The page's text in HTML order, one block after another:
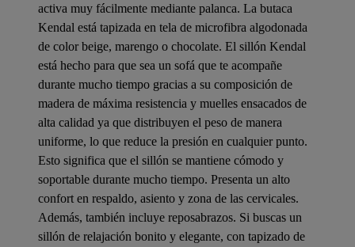
activa muy fácilmente mediante palanca. La butaca
Kendal está tapizada en tela de microfibra algodonada
de color beige, marengo o chocolate. El sillón Kendal
está hecho para que sea un sofá que te acompañe
durante mucho tiempo gracias a su composición de
madera de máxima resistencia y muelles ensacados de
alta calidad ya que distribuyen el peso de manera
uniforme, lo que reduce la presión en cualquier punto.
Esto significa que el sillón se mantiene cómodo y
soportable durante mucho tiempo. Presenta un alto
confort en respaldo, asiento y zona de las cervicales.
Además, también incluye reposabrazos. Si buscas un
sillón de relajación bonito y elegante, con tapizado de